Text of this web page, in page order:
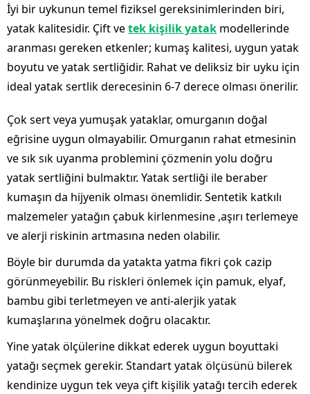
İyi bir uykunun temel fiziksel gereksinimlerinden biri,
yatak kalitesidir. Çift vetek kişilik yatak modellerinde
aranması gereken etkenler; kumaş kalitesi, uygun yatak
boyutu ve yatak sertliğidir. Rahat ve deliksiz bir uyku için
ideal yatak sertlik derecesinin 6-7 derece olması önerilir.
Çok sert veya yumuşak yataklar, omurganın doğal
eğrisine uygun olmayabilir. Omurganın rahat etmesinin
ve sık sık uyanma problemini çözmenin yolu doğru
yatak sertliğini bulmaktır. Yatak sertliği ile beraber
kumaşın da hijyenik olması önemlidir. Sentetik katkılı
malzemeler yatağın çabuk kirlenmesine ,aşırı terlemeye
ve alerji riskinin artmasına neden olabilir.
Böyle bir durumda da yatakta yatma fikri çok cazip
görünmeyebilir. Bu riskleri önlemek için pamuk, elyaf,
bambu gibi terletmeyen ve anti-alerjik yatak
kumaşlarına yönelmek doğru olacaktır.
Yine yatak ölçülerine dikkat ederek uygun boyuttaki
yatağı seçmek gerekir. Standart yatak ölçüsünü bilerek
kendinize uygun tek veya çift kişilik yatağı tercih ederek